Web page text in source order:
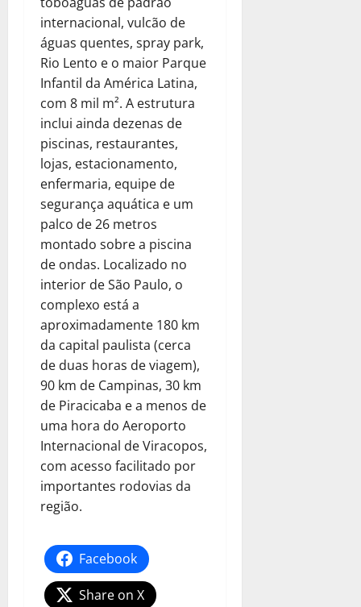
internacional, vulcão de
águas quentes, spray park,
Rio Lento e o maior Parque
Infantil da América Latina,
com 8 mil m². A estrutura
inclui ainda dezenas de
piscinas, restaurantes,
lojas, estacionamento,
enfermaria, equipe de
segurança aquática e um
palco de 26 metros
montado sobre a piscina
de ondas. Localizado no
interior de São Paulo, o
complexo está a
aproximadamente 180 km
da capital paulista (cerca
de duas horas de viagem),
90 km de Campinas, 30 km
de Piracicaba e a menos de
uma hora do Aeroporto
Internacional de Viracopos,
com acesso facilitado por
importantes rodovias da
região.
Facebook
Share on X